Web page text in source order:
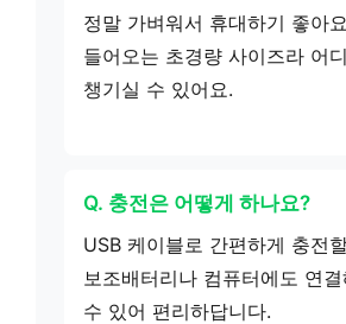
정말 가벼워서 휴대하기 좋아
들어오는 초경량 사이즈라 어
챙기실 수 있어요.
Q. 충전은 어떻게 하나요?
USB 케이블로 간편하게 충전
보조배터리나 컴퓨터에도 연
수 있어 편리하답니다.